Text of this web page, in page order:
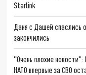
Starlink
Даня с Дашей спаслись
закончились
"Очень плохие
НАТО впервые за СВО